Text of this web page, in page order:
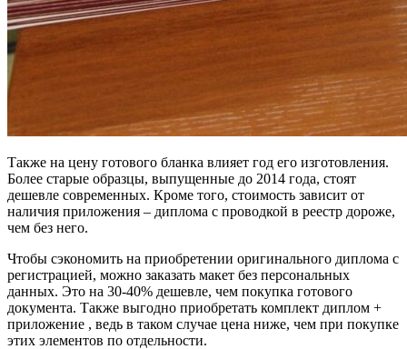
Также на цену готового бланка влияет год его изготовления.
Более старые образцы, выпущенные до 2014 года, стоят
дешевле современных. Кроме того, стоимость зависит от
наличия приложения – диплома с проводкой в реестр дороже,
чем без него.
Чтобы сэкономить на приобретении оригинального диплома с
регистрацией, можно заказать макет без персональных
данных. Это на 30-40% дешевле, чем покупка готового
документа. Также выгодно приобретать комплект диплом +
приложение , ведь в таком случае цена ниже, чем при покупке
этих элементов по отдельности.